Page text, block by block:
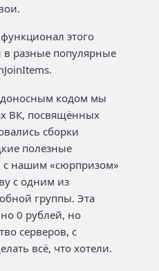
этого
разные популярные
кодом мы
ВК, посвящённых
сборки
полезные
нашим «сюрпризом»
с одним из
группы. Эта
0 рублей, но
серверов, с
всё, что хотели.